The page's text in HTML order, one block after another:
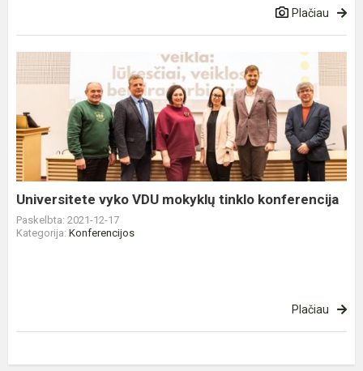
Plačiau
mokyklų
tinklo
konferencija
Universitete vyko VDU mokyklų tinklo konferencija
Paskelbta: 2021-12-17
Kategorija: Konferencijos
Plačiau